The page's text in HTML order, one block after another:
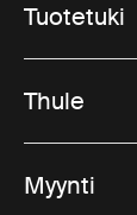
Tuotetuki
Thule
Myynti